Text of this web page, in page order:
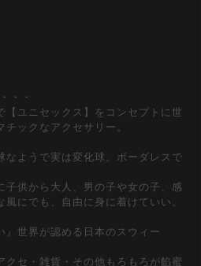
・・
【ユニセックス】をコンセプトに世
ックなアクセサリー。
なようで実は変化球。ボーダレスで
子供から大人、男の子や女の子、感
にでも、自由に身に着けていい。
』世界が認める日本のスウィー
クセ・雑貨・その他もろもろが餡蜜